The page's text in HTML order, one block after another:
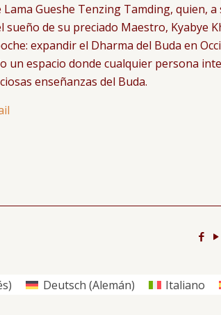
Gueshe Tenzing Tamding, quien, a
sueño de su preciado Maestro, Kyabye
expandir el Dharma del Buda en
un espacio donde cualquier persona
enseñanzas del Buda.
) Deutsch (Alemán) Italiano